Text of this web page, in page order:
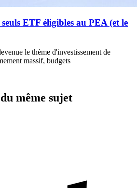
ETF éligibles au PEA (et le
le thème d'investissement de
massif, budgets
même sujet